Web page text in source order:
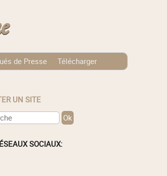
de Presse
Télécharger
UN SITE
SOCIAUX: